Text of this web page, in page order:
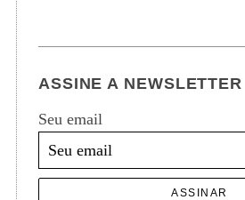
ASSINE A NEWSLETTER
Seu email
ASSINAR